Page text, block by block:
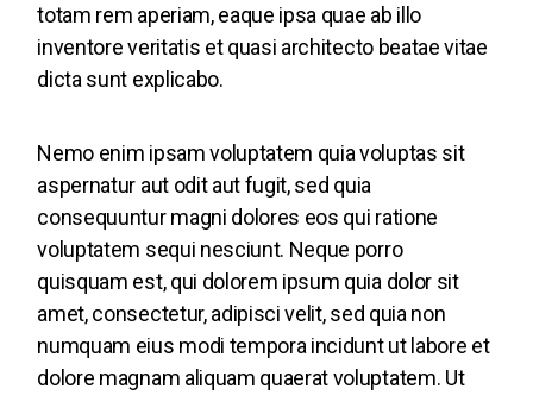
totam rem aperiam, eaque ipsa quae ab illo
inventore veritatis et quasi architecto beatae vitae
dicta sunt explicabo.
Nemo enim ipsam voluptatem quia voluptas sit
aspernatur aut odit aut fugit, sed quia
consequuntur magni dolores eos qui ratione
voluptatem sequi nesciunt. Neque porro
quisquam est, qui dolorem ipsum quia dolor sit
amet, consectetur, adipisci velit, sed quia non
numquam eius modi tempora incidunt ut labore et
dolore magnam aliquam quaerat voluptatem. Ut